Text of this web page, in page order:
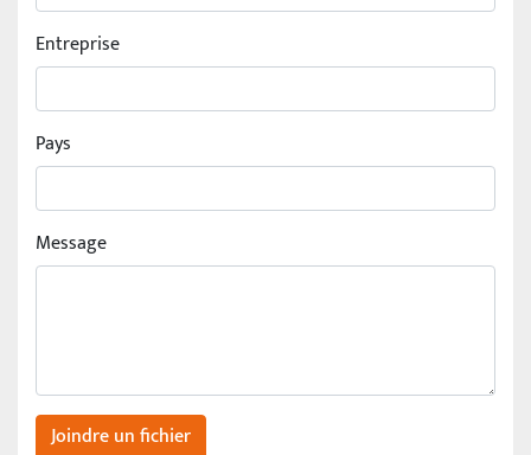
Entreprise
Pays
Message
Joindre un fichier